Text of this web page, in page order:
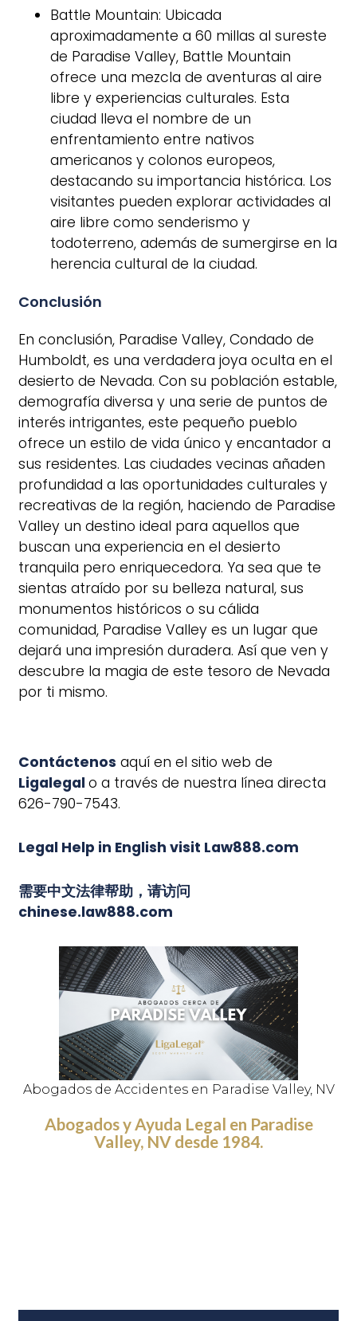
Battle Mountain: Ubicada
aproximadamente a 60 millas al sureste
de Paradise Valley, Battle Mountain
ofrece una mezcla de aventuras al aire
libre y experiencias culturales. Esta
ciudad lleva el nombre de un
enfrentamiento entre nativos
americanos y colonos europeos,
destacando su importancia histórica. Los
visitantes pueden explorar actividades al
aire libre como senderismo y
todoterreno, además de sumergirse en la
herencia cultural de la ciudad.
Conclusión
En conclusión, Paradise Valley, Condado de
Humboldt, es una verdadera joya oculta en el
desierto de Nevada. Con su población estable,
demografía diversa y una serie de puntos de
interés intrigantes, este pequeño pueblo
ofrece un estilo de vida único y encantador a
sus residentes. Las ciudades vecinas añaden
profundidad a las oportunidades culturales y
recreativas de la región, haciendo de Paradise
Valley un destino ideal para aquellos que
buscan una experiencia en el desierto
tranquila pero enriquecedora. Ya sea que te
sientas atraído por su belleza natural, sus
monumentos históricos o su cálida
comunidad, Paradise Valley es un lugar que
dejará una impresión duradera. Así que ven y
descubre la magia de este tesoro de Nevada
por ti mismo.
Contáctenos aquí en el sitio web de
Ligalegal o a través de nuestra línea directa
626-790-7543.
Legal Help in English visit Law888.com
需要中文法律帮助，请访问
chinese.law888.com
Abogados de Accidentes en Paradise Valley, NV
Abogados y Ayuda Legal en Paradise
Valley, NV desde 1984.